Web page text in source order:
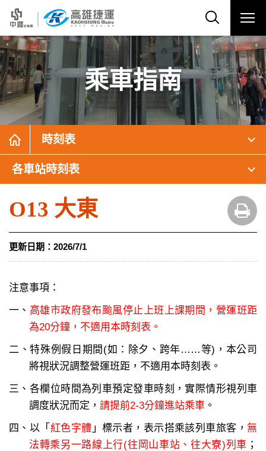
乘車指南
時刻表
各車站時刻表
O13 大東
更新日期： 2026/7/1
注意事項：
一、 高雄市政府發布颱風停止上班上課期間，營運班距
為20分鐘，不適用本時刻表。
二、特殊例假日期間(如：除夕、跨年……等)，本公司
將視狀況調整營運班距，不適用本時刻表。
三、各欄位時間為列車預定發車時刻，實際情形視列車
調度狀況而定， 請提前2-3分鐘進站乘車 。
四、以「 紅色字體 」標示者，表示搭乘該列車旅客，無
法轉乘另一路線上行(往岡山車站、往大寮)列車 ；